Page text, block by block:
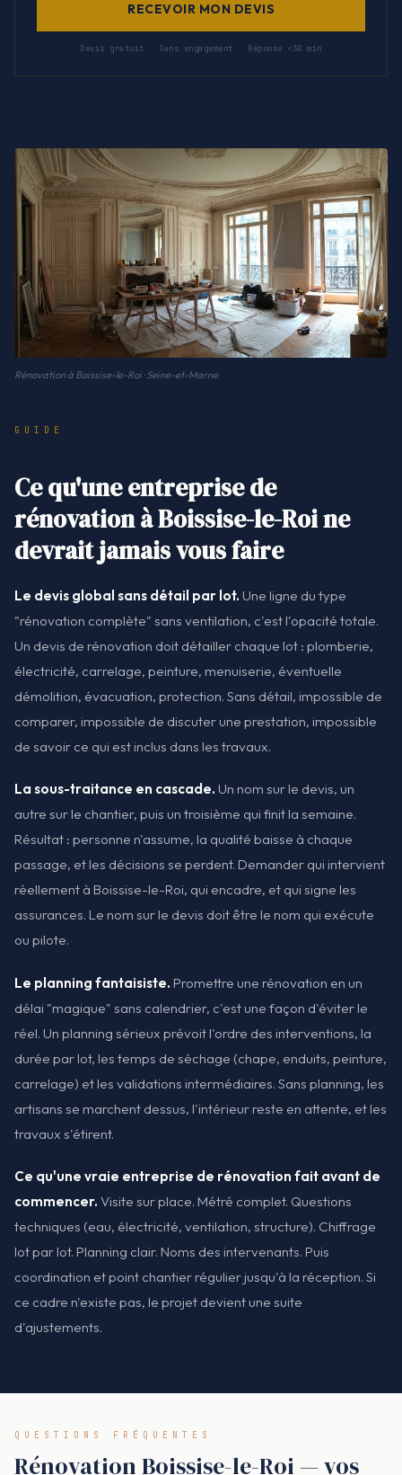
RECEVOIR MON DEVIS
Devis gratuit · Sans engagement · Réponse <30 min
Rénovation à Boissise-le-Roi · Seine-et-Marne
GUIDE
Ce qu'une entreprise de
rénovation à Boissise-le-Roi ne
devrait jamais vous faire
Le devis global sans détail par lot. Une ligne du type
"rénovation complète" sans ventilation, c'est l'opacité totale.
Un devis de rénovation doit détailler chaque lot : plomberie,
électricité, carrelage, peinture, menuiserie, éventuelle
démolition, évacuation, protection. Sans détail, impossible de
comparer, impossible de discuter une prestation, impossible
de savoir ce qui est inclus dans les travaux.
La sous-traitance en cascade. Un nom sur le devis, un
autre sur le chantier, puis un troisième qui finit la semaine.
Résultat : personne n'assume, la qualité baisse à chaque
passage, et les décisions se perdent. Demander qui intervient
réellement à Boissise-le-Roi, qui encadre, et qui signe les
assurances. Le nom sur le devis doit être le nom qui exécute
ou pilote.
Le planning fantaisiste. Promettre une rénovation en un
délai "magique" sans calendrier, c'est une façon d'éviter le
réel. Un planning sérieux prévoit l'ordre des interventions, la
durée par lot, les temps de séchage (chape, enduits, peinture,
carrelage) et les validations intermédiaires. Sans planning, les
artisans se marchent dessus, l'intérieur reste en attente, et les
travaux s'étirent.
Ce qu'une vraie entreprise de rénovation fait avant de
commencer. Visite sur place. Métré complet. Questions
techniques (eau, électricité, ventilation, structure). Chiffrage
lot par lot. Planning clair. Noms des intervenants. Puis
coordination et point chantier régulier jusqu'à la réception. Si
ce cadre n'existe pas, le projet devient une suite
d'ajustements.
QUESTIONS FRÉQUENTES
Rénovation Boissise-le-Roi — vos